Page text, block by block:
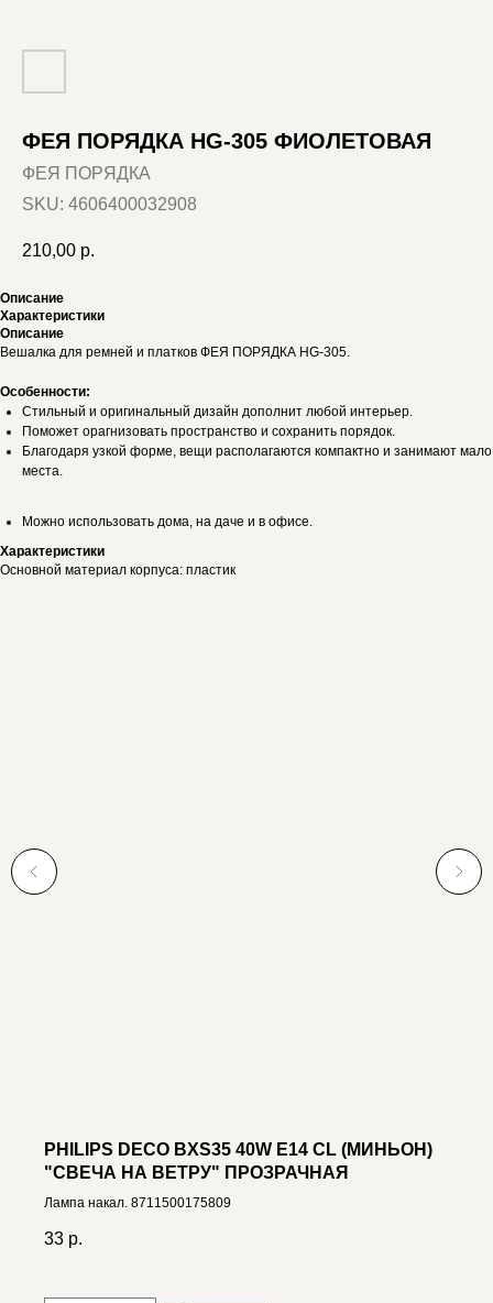
ФЕЯ ПОРЯДКА HG-305 ФИОЛЕТОВАЯ
ФЕЯ ПОРЯДКА
SKU: 4606400032908
210,00 р.
Описание
Характеристики
Описание
Вешалка для ремней и платков ФЕЯ ПОРЯДКА HG-305.
Особенности:
Стильный и оригинальный дизайн дополнит любой интерьер.
Поможет орагнизовать пространство и сохранить порядок.
Благодаря узкой форме, вещи располагаются компактно и занимают мало
места.
Можно использовать дома, на даче и в офисе.
Характеристики
Основной материал корпуса: пластик
PHILIPS DECO BXS35 40W E14 CL (МИНЬОН)
"СВЕЧА НА ВЕТРУ" ПРОЗРАЧНАЯ
Лампа накал. 8711500175809
33 р.